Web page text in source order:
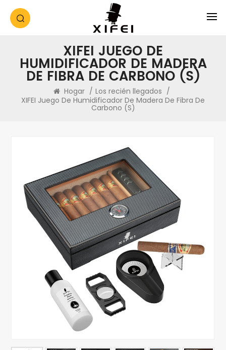
XIFEI JUEGO DE
HUMIDIFICADOR DE MADERA
DE FIBRA DE CARBONO (S)
Hogar / Los recién llegados /
XIFEI Juego De Humidificador De Madera De Fibra De
Carbono (S)